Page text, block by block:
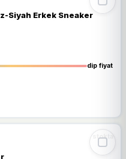
Siyah Erkek Sneaker
dip fiyat
%64 DÜŞTÜ
stokta